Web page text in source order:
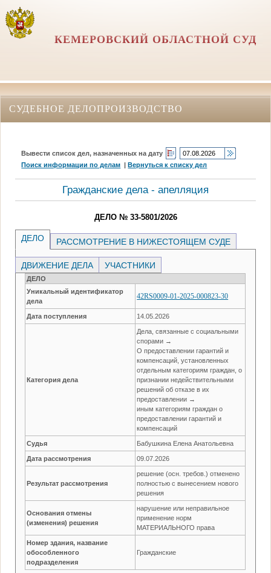
КЕМЕРОВСКИЙ ОБЛАСТНОЙ СУД
СУДЕБНОЕ ДЕЛОПРОИЗВОДСТВО
Вывести список дел, назначенных на дату
Поиск информации по делам |Вернуться к списку дел
Гражданские дела - апелляция
ДЕЛО № 33-5801/2026
ДЕЛО РАССМОТРЕНИЕ В НИЖЕСТОЯЩЕМ СУДЕ
ДВИЖЕНИЕ ДЕЛА УЧАСТНИКИ
ДЕЛО
Уникальный идентификатор
дела
42RS0009-01-2025-000823-30
Дата поступления 14.05.2026
Категория дела
Дела, связанные с социальными
спорами →
О предоставлении гарантий и
компенсаций, установленных
отдельным категориям граждан, о
признании недействительными
решений об отказе в их
предоставлении →
иным категориям граждан о
предоставлении гарантий и
компенсаций
Судья Бабушкина Елена Анатольевна
Дата рассмотрения 09.07.2026
Результат рассмотрения
решение (осн. требов.) отменено
полностью с вынесением нового
решения
Основания отмены
(изменения) решения
нарушение или неправильное
применение норм
МАТЕРИАЛЬНОГО права
Номер здания, название
обособленного
подразделения
Гражданские